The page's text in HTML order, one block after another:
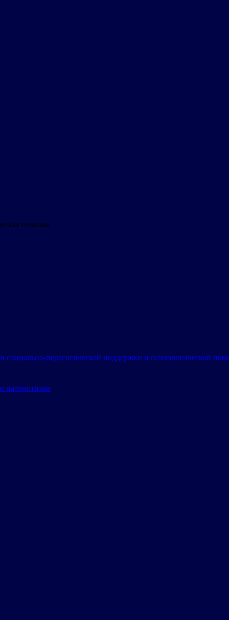
помощь
педагогической поддержки и психологической
патриотизма